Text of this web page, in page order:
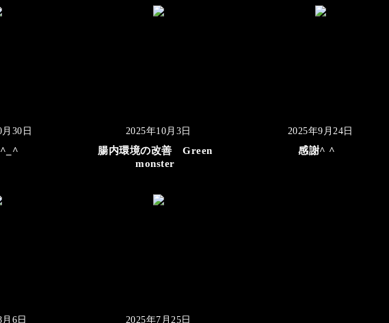
30日 2025年10月3日
腸内環境の改善 Green
monster
2025年9月24日
感謝^ ^
6日 2025年7月25日